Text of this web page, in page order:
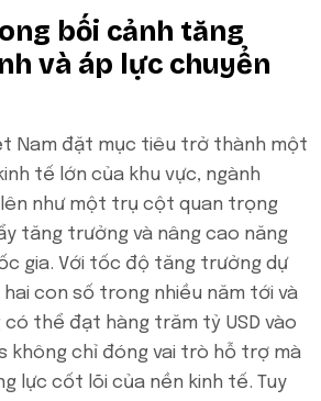
bối cảnh tăng
và áp lực chuyển
Nam đặt mục tiêu trở thành một
tế lớn của khu vực, ngành
lên như một trụ cột quan trọng
tăng trưởng và nâng cao năng
gia. Với tốc độ tăng trưởng dự
con số trong nhiều năm tới và
thể đạt hàng trăm tỷ USD vào
không chỉ đóng vai trò hỗ trợ mà
lực cốt lõi của nền kinh tế. Tuy